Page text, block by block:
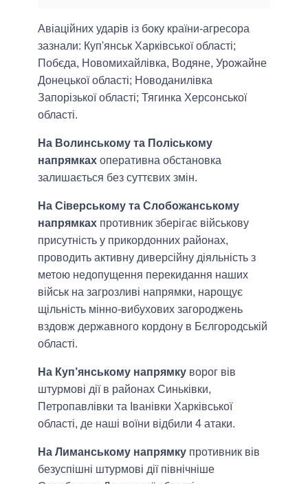
Авіаційних ударів із боку країни-агресора
зазнали: Куп'янськ Харківської області;
Побєда, Новомихайлівка, Водяне, Урожайне
Донецької області; Новоданилівка
Запорізької області; Тягинка Херсонської
області.
На Волинському та Поліському
напрямках оперативна обстановка
залишається без суттєвих змін.
На Сіверському та Слобожанському
напрямках противник зберігає військову
присутність у прикордонних районах,
проводить активну диверсійну діяльність з
метою недопущення перекидання наших
військ на загрозливі напрямки, нарощує
щільність мінно-вибухових загороджень
вздовж державного кордону в Бєлгородській
області.
На Куп’янському напрямку ворог вів
штурмові дії в районах Синьківки,
Петропавлівки та Іванівки Харківської
області, де наші воїни відбили 4 атаки.
На Лиманському напрямку противник вів
безуспішні штурмові дії північніше